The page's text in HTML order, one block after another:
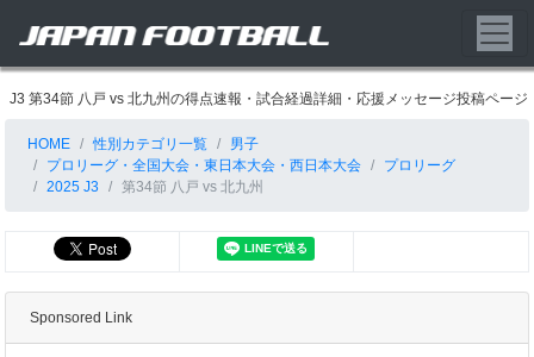
J3 第34節 八戸 vs 北九州の得点速報・試合経過詳細・応援メッセージ投稿ページ
HOME 性別カテゴリ一覧
男子
プロリーグ・全国大会・東日本大会・西日本大会
プロリーグ
2025 J3
第34節 八戸 vs 北九州
Sponsored Link